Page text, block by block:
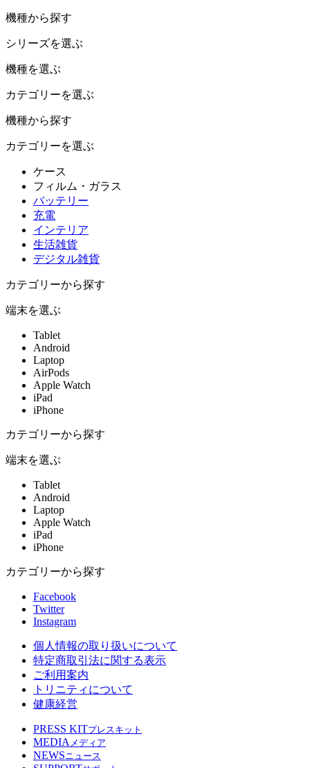
機種から探す
シリーズを選ぶ
機種を選ぶ
カテゴリーを選ぶ
機種から探す
カテゴリーを選ぶ
ケース
フィルム・ガラス
バッテリー
充電
インテリア
生活雑貨
デジタル雑貨
カテゴリーから探す
端末を選ぶ
Tablet
Android
Laptop
AirPods
Apple Watch
iPad
iPhone
カテゴリーから探す
端末を選ぶ
Tablet
Android
Laptop
Apple Watch
iPad
iPhone
カテゴリーから探す
Facebook
Twitter
Instagram
個人情報の取り扱いについて
特定商取引法に関する表示
ご利用案内
トリニティについて
健康経営
PRESS KITプレスキット
MEDIA メディア
NEWSニュース